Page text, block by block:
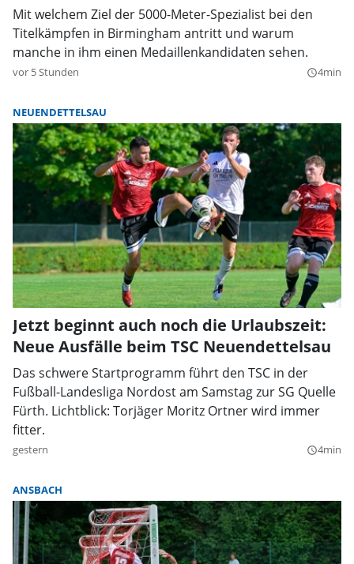
Mit welchem Ziel der 5000-Meter-Spezialist bei den
Titelkämpfen in Birmingham antritt und warum
manche in ihm einen Medaillenkandidaten sehen.
vor 5 Stunden query_builder4min
NEUENDETTELSAU
Jetzt beginnt auch noch die Urlaubszeit:
Neue Ausfälle beim TSC Neuendettelsau
Das schwere Startprogramm führt den TSC in der
Fußball-Landesliga Nordost am Samstag zur SG Quelle
Fürth. Lichtblick: Torjäger Moritz Ortner wird immer
fitter.
gestern query_builder4min
ANSBACH